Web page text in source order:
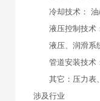
冷却技术： 油/
液压控制技术：
液压、润滑系统
管道安装技术：
其它：压力表、
涉及行业